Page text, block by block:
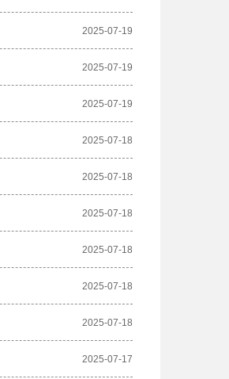
2025-07-19
2025-07-19
2025-07-19
2025-07-18
2025-07-18
2025-07-18
2025-07-18
2025-07-18
2025-07-18
2025-07-17